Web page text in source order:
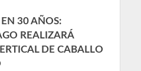
30 AÑOS:
REALIZARÁ
DE CABALLO